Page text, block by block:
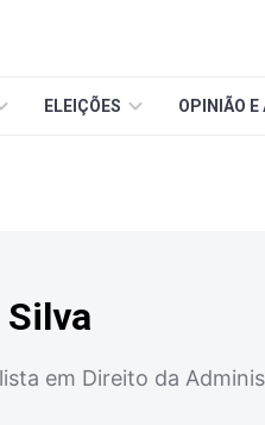
ELEIÇÕES OPINIÃO E
em Direito da